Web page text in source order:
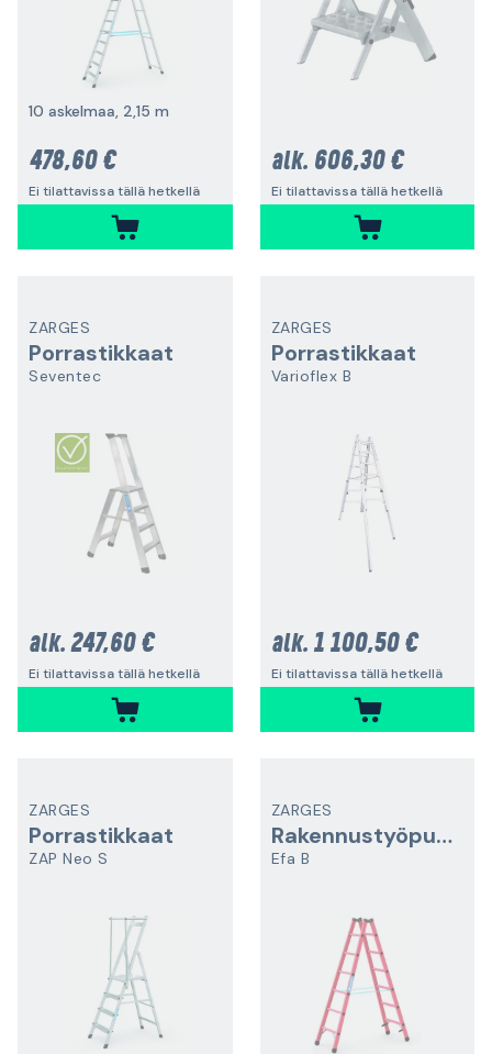
10 askelmaa, 2,15 m
478,60 €
Ei tilattavissa tällä hetkellä
alk. 606,30 €
Ei tilattavissa tällä hetkellä
ZARGES
Porrastikkaat
Seventec
alk. 247,60 €
Ei tilattavissa tällä hetkellä
ZARGES
Porrastikkaat
Varioflex B
alk. 1 100,50 €
Ei tilattavissa tällä hetkellä
ZARGES
Porrastikkaat
ZAP Neo S
ZARGES
Rakennustyöpukki
Efa B